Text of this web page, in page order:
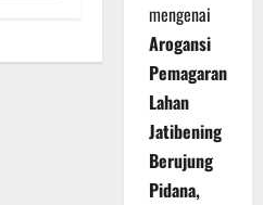
mengenai
Arogansi
Pemagaran
Lahan
Jatibening
Berujung
Pidana,